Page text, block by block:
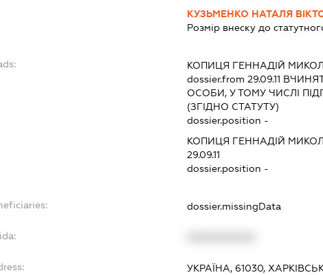
КУЗЬМЕНКО НАТАЛЯ
Розмір внеску до
КОПИЦЯ ГЕННАДІЙ
dossier.from 29.09.11
ОСОБИ, У ТОМУ ЧИСЛІ
(ЗГІДНО СТАТУТУ)
dossier.position -
КОПИЦЯ ГЕННАДІЙ
29.09.11
dossier.position -
dossier.missingData
УКРАЇНА, 61030,